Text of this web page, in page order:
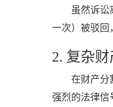
虽然诉讼
一次）被驳回
2. 复杂
在财产分
强烈的法律信